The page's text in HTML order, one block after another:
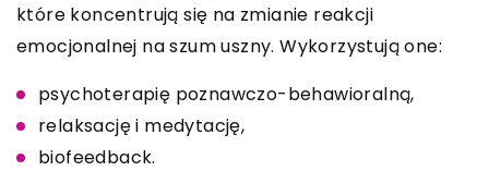
które koncentrują się na zmianie reakcji
emocjonalnej na szum uszny. Wykorzystują one:
psychoterapię poznawczo-behawioralną,
relaksację i medytację,
biofeedback.